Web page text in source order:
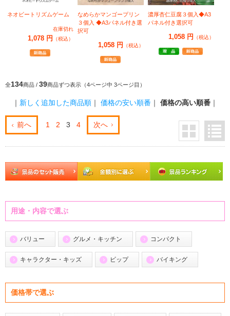
ネオビートリズムゲーム
在庫切れ
1,078 円 （税込）
なめらかマンゴープリン
３個入 ◆A3パネル付き選
択可
1,058 円 （税込）
濃厚杏仁豆腐３個入◆A3
パネル付き選択可
1,058 円 （税込）
全134商品 / 39商品ずつ表示（4ページ中 3ページ目）
｜ 新しく追加した商品順 ｜ 価格の安い順番 ｜ 価格の高い順番 ｜
前へ 1 2 3 4 次へ
用途・内容で選ぶ
バリュー グルメ・キッチン コンパクト
キャラクター・キッズ ビップ バイキング
価格帯で選ぶ